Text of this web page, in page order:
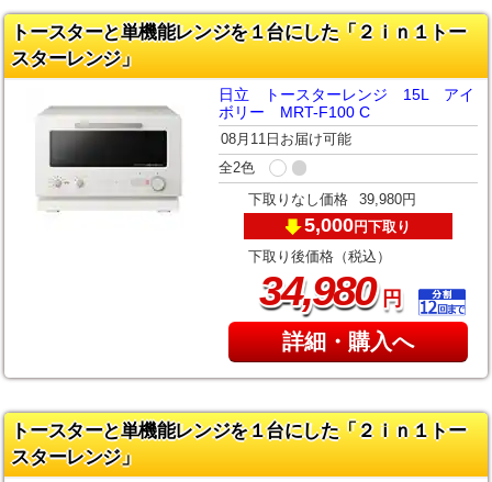
トースターと単機能レンジを１台にした「２ｉｎ１トー
スターレンジ」
日立 トースターレンジ 15L アイ
ボリー MRT-F100 C
08月11日お届け可能
全2色
下取りなし価格 39,980円
5,000円下取り
下取り後価格（税込）
34,980円
詳細・購入へ
トースターと単機能レンジを１台にした「２ｉｎ１トー
スターレンジ」